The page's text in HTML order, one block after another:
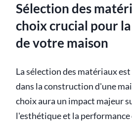
Sélection des
choix crucial pour
de votre maison
La sélection des matériaux
dans la construction d'une
choix aura un impact majeur
l'esthétique et la